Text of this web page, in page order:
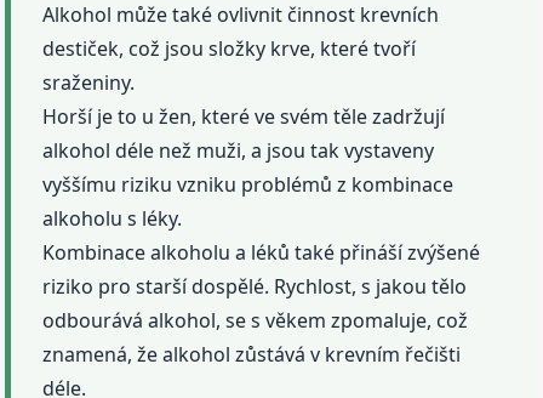
Alkohol může také ovlivnit činnost krevních
destiček, což jsou složky krve, které tvoří
sraženiny.
Horší je to u žen, které ve svém těle zadržují
alkohol déle než muži, a jsou tak vystaveny
vyššímu riziku vzniku problémů z kombinace
alkoholu s léky.
Kombinace alkoholu a léků také přináší zvýšené
riziko pro starší dospělé. Rychlost, s jakou tělo
odbourává alkohol, se s věkem zpomaluje, což
znamená, že alkohol zůstává v krevním řečišti
déle.